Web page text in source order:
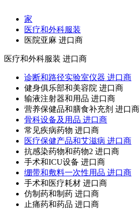
家
医疗和外科服装
医院亚麻 进口商
医疗和外科服装 进口商
诊断和路径实验室仪器 进口商
健身俱乐部和美容院 进口商
输液注射器和用品 进口商
营养保健品和膳食补充剂 进口商
骨科设备及用品 进口商
常见疾病药物 进口商
医疗保健产品和艾滋病 进口商
抗感染药物和药物2 进口商
手术和ICU设备 进口商
绷带和敷料一次性用品 进口商
手术和医疗耗材 进口商
仿制药和制药 进口商
止痛药和药品 进口商